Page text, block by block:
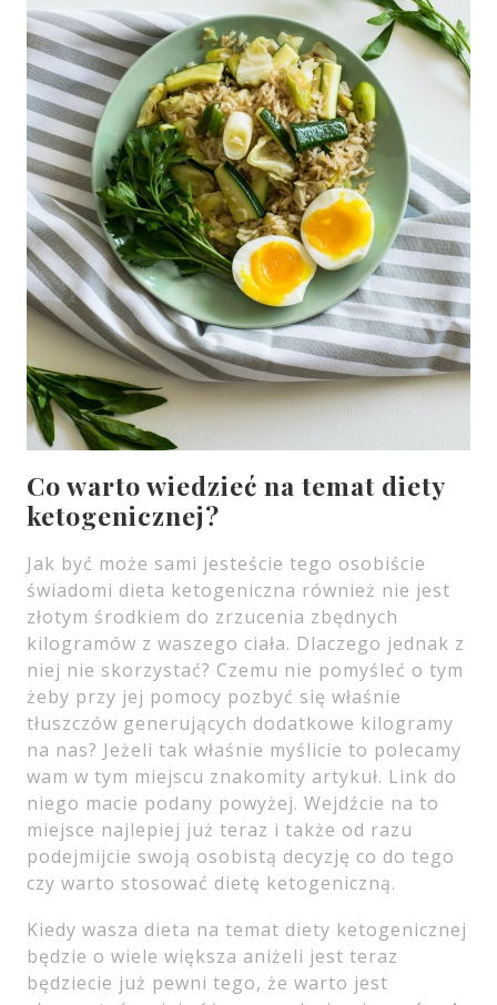
Co warto wiedzieć na temat diety
ketogenicznej?
Jak być może sami jesteście tego osobiście
świadomi dieta ketogeniczna również nie jest
złotym środkiem do zrzucenia zbędnych
kilogramów z waszego ciała. Dlaczego jednak z
niej nie skorzystać? Czemu nie pomyśleć o tym
żeby przy jej pomocy pozbyć się właśnie
tłuszczów generujących dodatkowe kilogramy
na nas? Jeżeli tak właśnie myślicie to polecamy
wam w tym miejscu znakomity artykuł. Link do
niego macie podany powyżej. Wejdźcie na to
miejsce najlepiej już teraz i także od razu
podejmijcie swoją osobistą decyzję co do tego
czy warto stosować dietę ketogeniczną.
Kiedy wasza dieta na temat diety ketogenicznej
będzie o wiele większa aniżeli jest teraz
będziecie już pewni tego, że warto jest